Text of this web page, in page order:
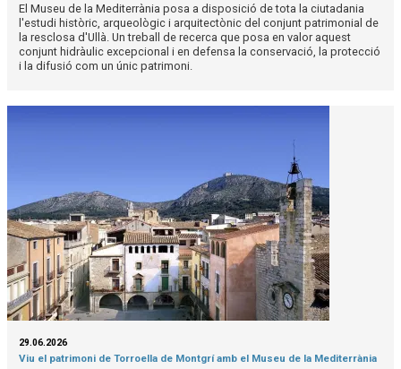
El Museu de la Mediterrània posa a disposició de tota la ciutadania
l'estudi històric, arqueològic i arquitectònic del conjunt patrimonial de
la resclosa d'Ullà. Un treball de recerca que posa en valor aquest
conjunt hidràulic excepcional i en defensa la conservació, la protecció
i la difusió com un únic patrimoni.
29.06.2026
Viu el patrimoni de Torroella de Montgrí amb el Museu de la Mediterrània